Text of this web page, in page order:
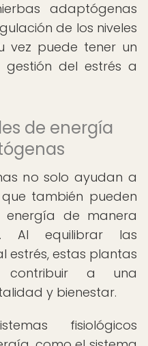
adaptógenas
de los niveles
vez puede tener un
del estrés a
de energía
no solo ayudan a
también pueden
energía de manera
Al equilibrar las
estrés, estas plantas
contribuir a una
y bienestar.
fisiológicos